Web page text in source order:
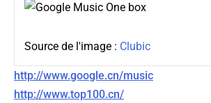
Source de l'image : Clubic
http://www.google.cn/music
http://www.top100.cn/